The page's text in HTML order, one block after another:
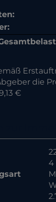
die
€
4